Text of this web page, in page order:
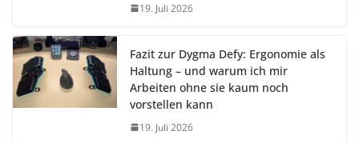
19. Juli 2026
Fazit zur Dygma Defy: Ergonomie als
Haltung – und warum ich mir
Arbeiten ohne sie kaum noch
vorstellen kann
19. Juli 2026